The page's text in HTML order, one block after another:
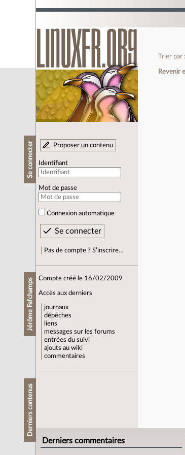
Se connecter Proposer un contenu
Identifiant
Mot de passe
Connexion automatique
Pas de compte ? S’inscrire…
Jérôme Fafchamps Compte créé le 16/02/2009
Accès aux derniers
journaux
dépêches
liens
messages sur les forums
entrées du suivi
ajouts au wiki
commentaires
Derniers contenus
Trier par :
Revenir
Derniers commentaires